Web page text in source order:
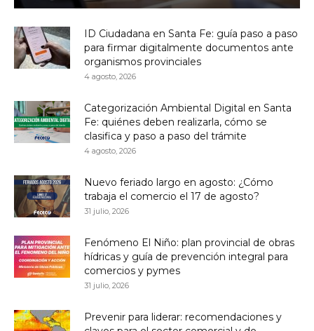
ID Ciudadana en Santa Fe: guía paso a paso
para firmar digitalmente documentos ante
organismos provinciales
4 agosto, 2026
Categorización Ambiental Digital en Santa
Fe: quiénes deben realizarla, cómo se
clasifica y paso a paso del trámite
4 agosto, 2026
Nuevo feriado largo en agosto: ¿Cómo
trabaja el comercio el 17 de agosto?
31 julio, 2026
Fenómeno El Niño: plan provincial de obras
hídricas y guía de prevención integral para
comercios y pymes
31 julio, 2026
Prevenir para liderar: recomendaciones y